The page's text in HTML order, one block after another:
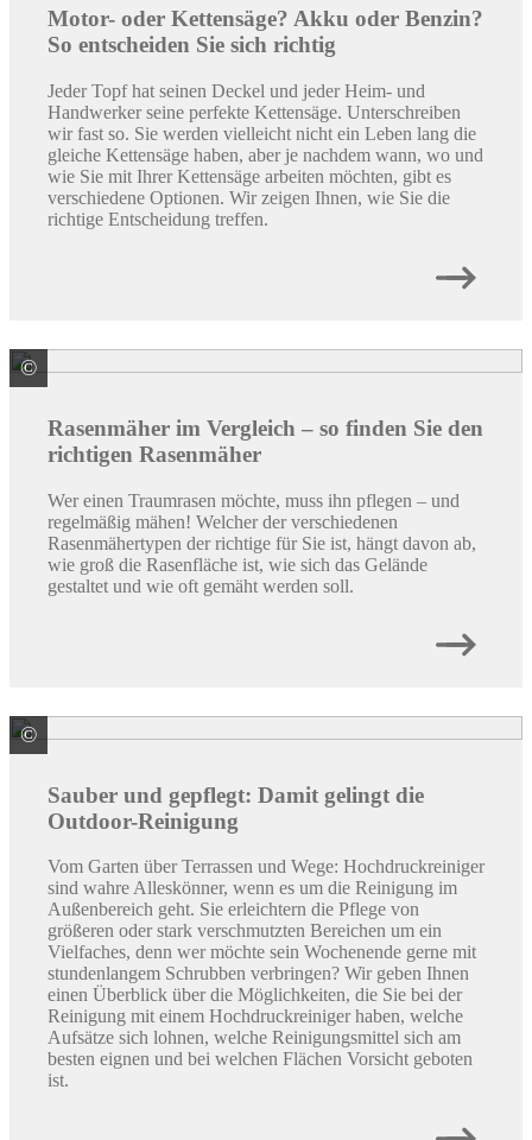
Motor- oder Kettensäge? Akku oder Benzin?
So entscheiden Sie sich richtig
Jeder Topf hat seinen Deckel und jeder Heim- und
Handwerker seine perfekte Kettensäge. Unterschreiben
wir fast so. Sie werden vielleicht nicht ein Leben lang die
gleiche Kettensäge haben, aber je nachdem wann, wo und
wie Sie mit Ihrer Kettensäge arbeiten möchten, gibt es
verschiedene Optionen. Wir zeigen Ihnen, wie Sie die
richtige Entscheidung treffen.
© © romaset / stock.adobe.com
Rasenmäher im Vergleich – so finden Sie den
richtigen Rasenmäher
Wer einen Traumrasen möchte, muss ihn pflegen – und
regelmäßig mähen! Welcher der verschiedenen
Rasenmähertypen der richtige für Sie ist, hängt davon ab,
wie groß die Rasenfläche ist, wie sich das Gelände
gestaltet und wie oft gemäht werden soll.
© Kärcher Alfred Vertriebs-GmbH Reinigungssysteme
Sauber und gepflegt: Damit gelingt die
Outdoor-Reinigung
Vom Garten über Terrassen und Wege: Hochdruckreiniger
sind wahre Alleskönner, wenn es um die Reinigung im
Außenbereich geht. Sie erleichtern die Pflege von
größeren oder stark verschmutzten Bereichen um ein
Vielfaches, denn wer möchte sein Wochenende gerne mit
stundenlangem Schrubben verbringen? Wir geben Ihnen
einen Überblick über die Möglichkeiten, die Sie bei der
Reinigung mit einem Hochdruckreiniger haben, welche
Aufsätze sich lohnen, welche Reinigungsmittel sich am
besten eignen und bei welchen Flächen Vorsicht geboten
ist.